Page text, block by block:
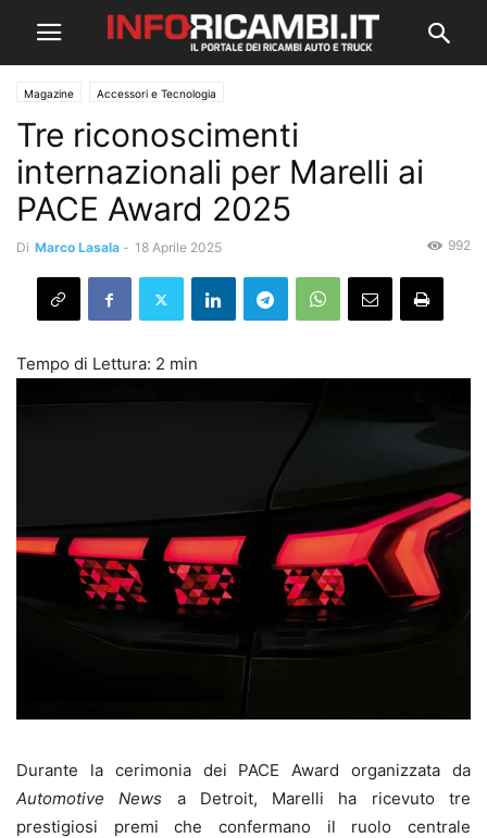
Magazine Accessori e Tecnologia
Tre riconoscimenti
internazionali per Marelli ai
PACE Award 2025
Di Marco Lasala - 18 Aprile 2025 992
Durante la cerimonia dei PACE Award organizzata da
Automotive News a Detroit, Marelli ha ricevuto tre
prestigiosi premi che confermano il ruolo centrale